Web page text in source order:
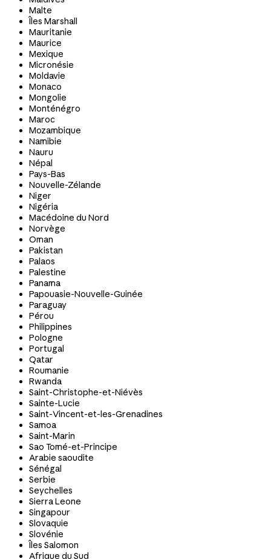
Malte
Îles Marshall
Mauritanie
Maurice
Mexique
Micronésie
Moldavie
Monaco
Mongolie
Monténégro
Maroc
Mozambique
Namibie
Nauru
Népal
Pays-Bas
Nouvelle-Zélande
Niger
Nigéria
Macédoine du Nord
Norvège
Oman
Pakistan
Palaos
Palestine
Panama
Papouasie-Nouvelle-Guinée
Paraguay
Pérou
Philippines
Pologne
Portugal
Qatar
Roumanie
Rwanda
Saint-Christophe-et-Niévès
Sainte-Lucie
Saint-Vincent-et-les-Grenadines
Samoa
Saint-Marin
Sao Tomé-et-Principe
Arabie saoudite
Sénégal
Serbie
Seychelles
Sierra Leone
Singapour
Slovaquie
Slovénie
Îles Salomon
Afrique du Sud